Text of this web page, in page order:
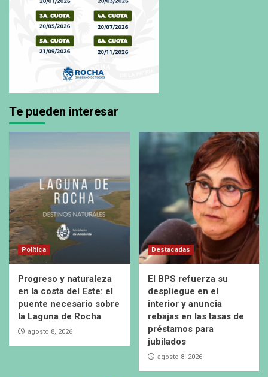
Te pueden interesar
Política
Progreso y naturaleza
en la costa del Este: el
puente necesario sobre
la Laguna de Rocha
agosto 8, 2026
Destacadas
El BPS refuerza su
despliegue en el
interior y anuncia
rebajas en las tasas de
préstamos para
jubilados
agosto 8, 2026